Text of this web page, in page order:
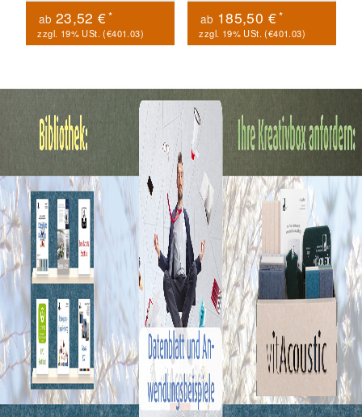
ab 23,52 €*
zzgl. 19% USt. (€401.03)
ab 185,50 €*
zzgl. 19% USt. (€401.03)